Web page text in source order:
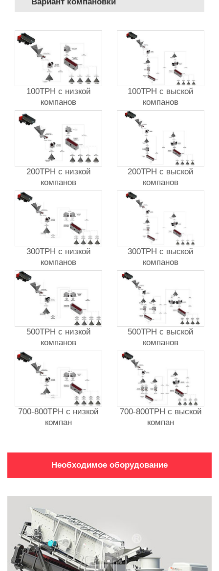
100TPH с низкой
компанов
100TPH с выской
компанов
200TPH с низкой
компанов
200TPH с выской
компанов
300TPH с низкой
компанов
300TPH с выской
компанов
500TPH с низкой
компанов
500TPH с выской
компанов
700-800TPH с низкой
компан
700-800TPH с выской
компан
Необходимое оборудование